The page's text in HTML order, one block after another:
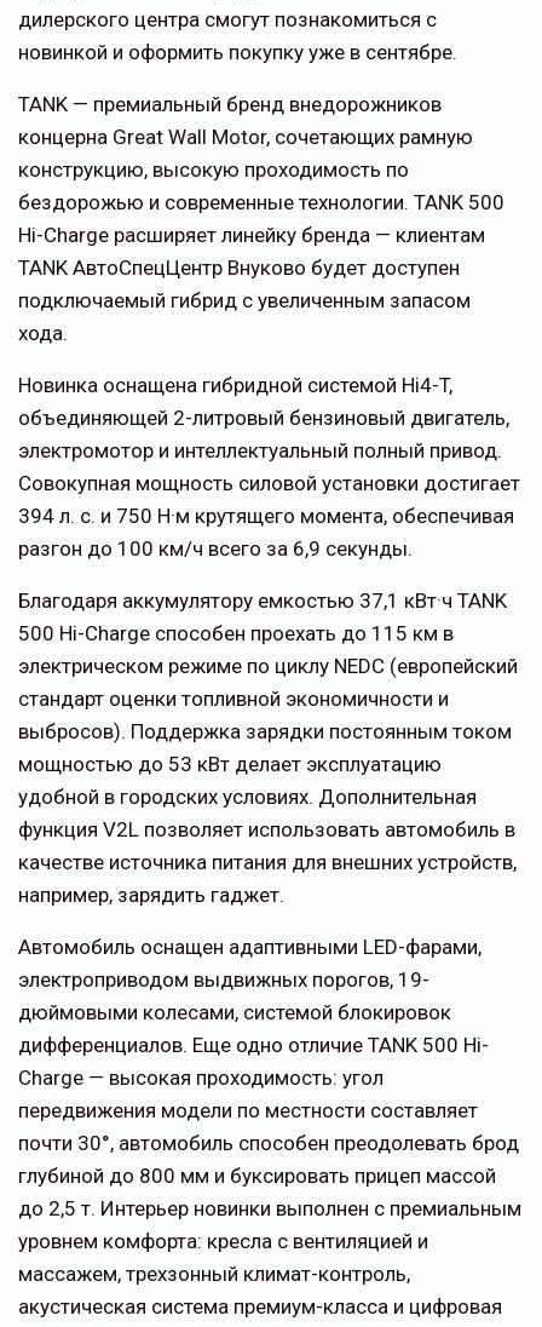
дилерского центра смогут познакомиться с
новинкой и оформить покупку уже в сентябре.
TANK — премиальный бренд внедорожников
концерна Great Wall Motor, сочетающих рамную
конструкцию, высокую проходимость по
бездорожью и современные технологии. TANK 500
Hi-Charge расширяет линейку бренда — клиентам
TANK АвтоСпецЦентр Внуково будет доступен
подключаемый гибрид с увеличенным запасом
хода.
Новинка оснащена гибридной системой Hi4-T,
объединяющей 2-литровый бензиновый двигатель,
электромотор и интеллектуальный полный привод.
Совокупная мощность силовой установки достигает
394 л. с. и 750 Н·м крутящего момента, обеспечивая
разгон до 100 км/ч всего за 6,9 секунды.
Благодаря аккумулятору емкостью 37,1 кВт·ч TANK
500 Hi-Charge способен проехать до 115 км в
электрическом режиме по циклу NEDC (европейский
стандарт оценки топливной экономичности и
выбросов). Поддержка зарядки постоянным током
мощностью до 53 кВт делает эксплуатацию
удобной в городских условиях. Дополнительная
функция V2L позволяет использовать автомобиль в
качестве источника питания для внешних устройств,
например, зарядить гаджет.
Автомобиль оснащен адаптивными LED-фарами,
электроприводом выдвижных порогов, 19-
дюймовыми колесами, системой блокировок
дифференциалов. Еще одно отличие TANK 500 Hi-
Charge — высокая проходимость: угол
передвижения модели по местности составляет
почти 30°, автомобиль способен преодолевать брод
глубиной до 800 мм и буксировать прицеп массой
до 2,5 т. Интерьер новинки выполнен с премиальным
уровнем комфорта: кресла с вентиляцией и
массажем, трехзонный климат-контроль,
акустическая система премиум-класса и цифровая